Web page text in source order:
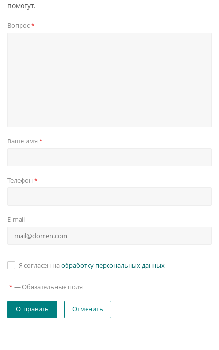
помогут.
Вопрос*
Ваше имя *
Телефон *
E-mail
Я согласен на обработку персональных данных
* — Обязательные поля
Отменить